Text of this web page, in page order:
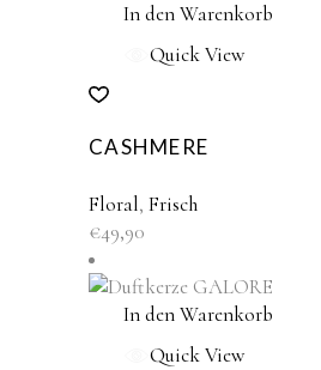
In den Warenkorb
Quick View
CASHMERE
Floral, Frisch
€49,90
In den Warenkorb
Quick View